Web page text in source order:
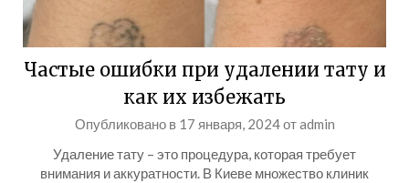
Частые ошибки при удалении тату и
как их избежать
Опубликовано в 17 января, 2024отadmin
Удаление тату – это процедура, которая требует
внимания и аккуратности. В Киеве множество клиник